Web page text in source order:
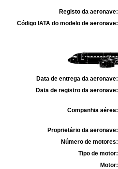
Registo da aeronave:
Código IATA do modelo de aeronave:
Data de entrega da aeronave:
Data de registro da aeronave:
Companhia aérea:
Proprietário da aeronave:
Número de motores:
Tipo de motor:
Motor: